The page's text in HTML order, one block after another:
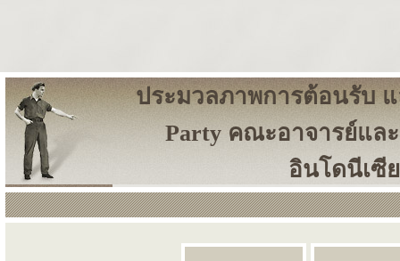
ประมวลภาพการต้อนรับ แ
Party คณะอาจารย์แล
อินโดนีเซี